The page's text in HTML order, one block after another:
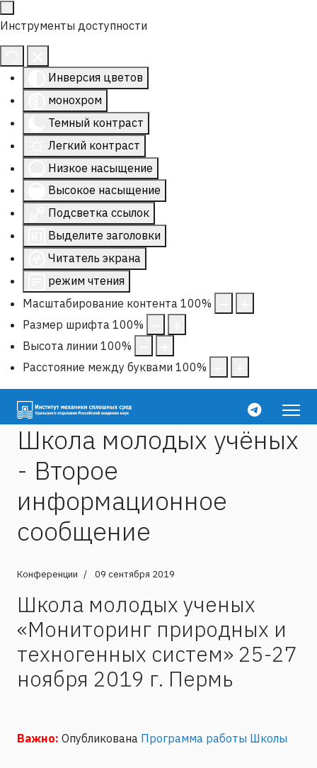
Инструменты доступности
Инверсия цветов
монохром
Темный контраст
Легкий контраст
Низкое насыщение
Высокое насыщение
Подсветка ссылок
Выделите заголовки
Читатель экрана
режим чтения
Масштабирование контента 100%
Размер шрифта 100%
Высота линии 100%
Расстояние между буквами 100%
Школа молодых учёных
- Второе
информационное
сообщение
Конференции 09 сентября 2019
Школа молодых ученых
«Мониторинг природных и
техногенных систем» 25-27
ноября 2019 г. Пермь
Важно: Опубликована Программа работы Школы